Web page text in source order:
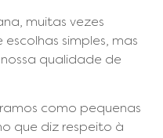
muitas vezes
simples, mas
qualidade de
como pequenas
que diz respeito à